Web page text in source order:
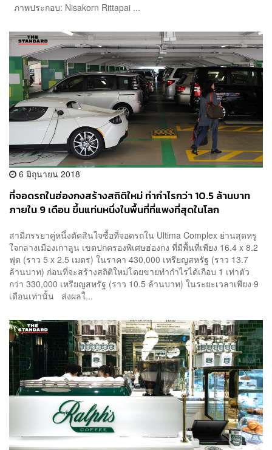
ภาพประกอบ: Nisakorn Rittapai ...
6 มิถุนายน 2018
ที่จอดรถในฮ่องกงสร้างสถิติใหม่ ทำกำไรกว่า 10.5 ล้านบาท
ภายใน 9 เดือน ขึ้นแท่นหนึ่งในพื้นที่ที่แพงที่สุดในโลก
สามีภรรยาคู่หนึ่งตัดสินใจซื้อที่จอดรถใน Ultima Complex ย่านสุดหรู
ใจกลางเมืองเกาลูน เขตปกครองพิเศษฮ่องกง ที่มีพื้นที่เพียง 16.4 x 8.2
ฟุต (ราว 5 x 2.5 เมตร) ในราคา 430,000 เหรียญสหรัฐ (ราว 13.7
ล้านบาท) ก่อนที่จะสร้างสถิติใหม่โดยขายทำกำไรได้เกือบ 1 เท่าตัว
กว่า 330,000 เหรียญสหรัฐ (ราว 10.5 ล้านบาท) ในระยะเวลาเพียง 9
เดือนเท่านั้น ส่งผลใ...